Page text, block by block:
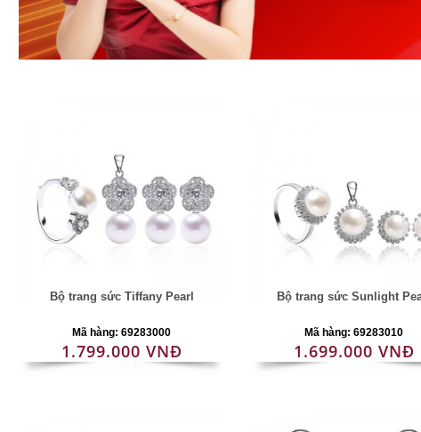
Bộ trang sức Tiffany Pearl
Mã hàng: 69283000
1.799.000 VNĐ
Bộ trang sức Sunlight
Mã hàng: 69283010
1.699.000 VNĐ